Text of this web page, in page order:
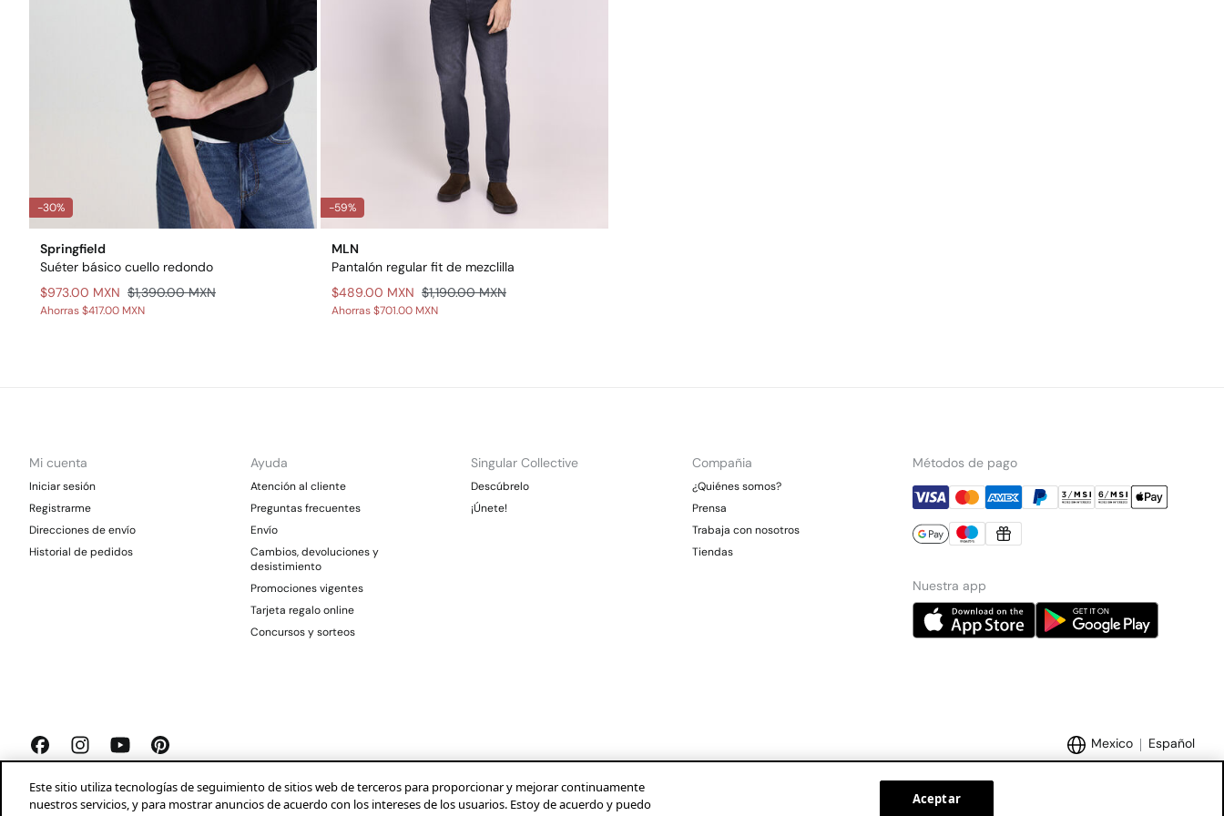
-30%
Springfield
Suéter básico cuello redondo
$973.00 MXN $1,390.00 MXN
Ahorras$417.00 MXN
-59%
MLN
Pantalón regular fit de mezclilla
$489.00 MXN $1,190.00 MXN
Ahorras$701.00 MXN
Mi cuenta
Iniciar sesión
Registrarme
Direcciones de envío
Historial de pedidos
Ayuda
Atención al cliente
Preguntas frecuentes
Envío
Cambios, devoluciones y
desistimiento
Promociones vigentes
Tarjeta regalo online
Concursos y sorteos
Singular Collective
Descúbrelo
¡Únete!
Compañia
¿Quiénes somos?
Prensa
Trabaja con nosotros
Tiendas
Métodos de pago
Nuestra app
Mexico Español
Springfield 2026© Aviso legal Condiciones generales Privacidad Profeco Condusef Marcas Tendam:
Este sitio utiliza tecnologías de seguimiento de sitios web de terceros para proporcionar y mejorar continuamente
nuestros servicios, y para mostrar anuncios de acuerdo con los intereses de los usuarios. Estoy de acuerdo y puedo
Aceptar